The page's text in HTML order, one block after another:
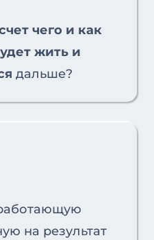
чего и как
жить и
дальше?
на результат